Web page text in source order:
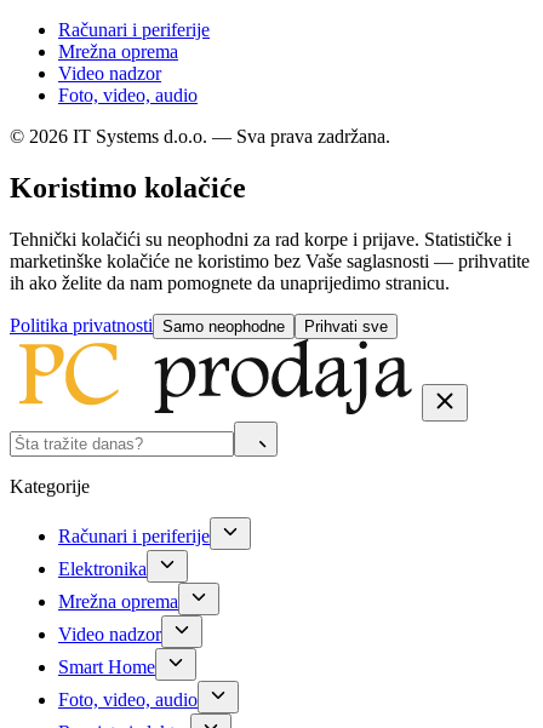
Računari i periferije
Mrežna oprema
Video nadzor
Foto, video, audio
© 2026 IT Systems d.o.o. — Sva prava zadržana.
Koristimo kolačiće
Tehnički kolačići su neophodni za rad korpe i prijave. Statističke i
marketinške kolačiće ne koristimo bez Vaše saglasnosti — prihvatite
ih ako želite da nam pomognete da unaprijedimo stranicu.
Politika privatnosti Samo neophodne Prihvati sve
Kategorije
Računari i periferije
Elektronika
Mrežna oprema
Video nadzor
Smart Home
Foto, video, audio